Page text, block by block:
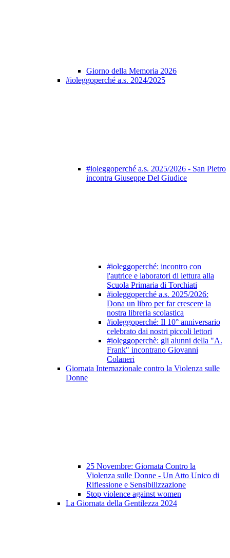
Giorno della Memoria 2026
#ioleggoperché a.s. 2024/2025
#ioleggoperché a.s. 2025/2026 - San Pietro
incontra Giuseppe Del Giudice
#ioleggoperché: incontro con
l'autrice e laboratori di lettura alla
Scuola Primaria di Torchiati
#ioleggoperché a.s. 2025/2026:
Dona un libro per far crescere la
nostra libreria scolastica
#ioleggoperché: Il 10° anniversario
celebrato dai nostri piccoli lettori
#ioleggoperchè: gli alunni della "A.
Frank" incontrano Giovanni
Colaneri
Giornata Internazionale contro la Violenza sulle
Donne
25 Novembre: Giornata Contro la
Violenza sulle Donne - Un Atto Unico di
Riflessione e Sensibilizzazione
Stop violence against women
La Giornata della Gentilezza 2024